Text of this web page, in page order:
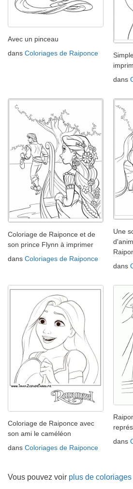
Avec un pinceau
dans Coloriages de Raiponce
dans
Coloriage de Raiponce et de
son prince Flynn à imprimer
dans Coloriages de Raiponce
Une
dans
Coloriage de Raiponce avec
son ami le caméléon
dans Coloriages de Raiponce
dans
Vous pouvez voir plus de